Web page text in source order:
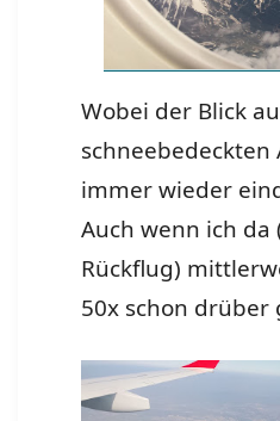
Wobei der Blick
schneebedeckten
immer wieder
Auch wenn ich da
Rückflug)
50x schon drüber